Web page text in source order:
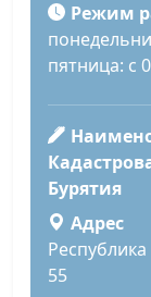
Режим
пятница: с
Бурятия
Адрес
55